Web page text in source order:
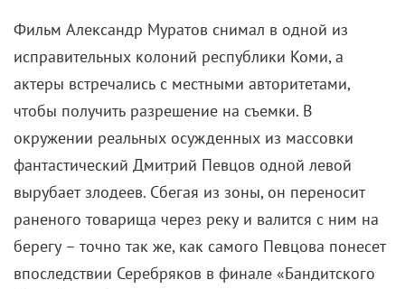
Фильм Александр Муратов снимал в одной из
исправительных колоний республики Коми, а
актеры встречались с местными авторитетами,
чтобы получить разрешение на съемки. В
окружении реальных осужденных из массовки
фантастический Дмитрий Певцов одной левой
вырубает злодеев. Сбегая из зоны, он переносит
раненого товарища через реку и валится с ним на
берегу – точно так же, как самого Певцова понесет
впоследствии Серебряков в финале «Бандитского